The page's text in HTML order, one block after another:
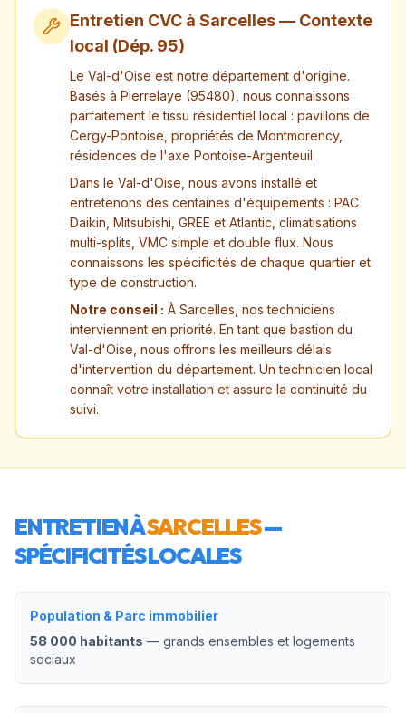
Entretien CVC à Sarcelles— Contexte
local (Dép. 95)
Le Val-d'Oise est notre département d'origine.
Basés à Pierrelaye (95480), nous connaissons
parfaitement le tissu résidentiel local : pavillons de
Cergy-Pontoise, propriétés de Montmorency,
résidences de l'axe Pontoise-Argenteuil.
Dans le Val-d'Oise, nous avons installé et
entretenons des centaines d'équipements : PAC
Daikin, Mitsubishi, GREE et Atlantic, climatisations
multi-splits, VMC simple et double flux. Nous
connaissons les spécificités de chaque quartier et
type de construction.
Notre conseil : À Sarcelles, nos techniciens
interviennent en priorité. En tant que bastion du
Val-d'Oise, nous offrons les meilleurs délais
d'intervention du département. Un technicien local
connaît votre installation et assure la continuité du
suivi.
ENTRETIEN ÀSARCELLES—
SPÉCIFICITÉS LOCALES
Population & Parc immobilier
58 000 habitants — grands ensembles et logements
sociaux